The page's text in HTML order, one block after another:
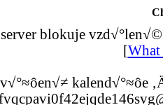
blokuje
[What
kalend√°≈ôe